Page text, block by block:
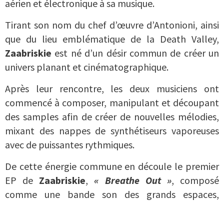
aérien et électronique à sa musique.
Tirant son nom du chef d’œuvre d’Antonioni, ainsi
que du lieu emblématique de la Death Valley,
Zaabriskie est né d’un désir commun de créer un
univers planant et cinématographique.
Après leur rencontre, les deux musiciens ont
commencé à composer, manipulant et découpant
des samples afin de créer de nouvelles mélodies,
mixant des nappes de synthétiseurs vaporeuses
avec de puissantes rythmiques.
De cette énergie commune en découle le premier
EP de Zaabriskie,« Breathe Out », composé
comme une bande son des grands espaces,